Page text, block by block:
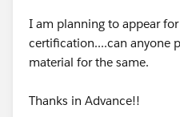
I am planning to appear for
certification....can anyone
material for the same.
Thanks in Advance!!